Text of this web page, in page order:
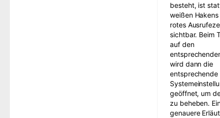
besteht, ist
weißen Hakens
rotes
sichtbar. Beim
auf den
wird dann die
entsprechende
geöffnet, um
zu beheben.
genauere